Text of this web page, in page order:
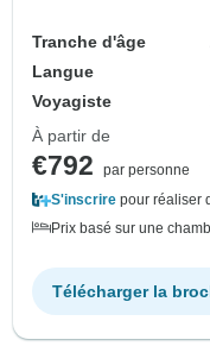
Tranche d'âge
Langue
Voyagiste
À partir de
€792
par personne
S'inscrire pour réaliser
Prix basé sur une
Télécharger la